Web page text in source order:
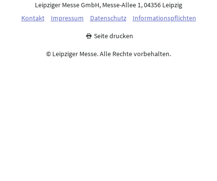
Leipziger Messe GmbH, Messe-Allee 1, 04356 Leipzig
Kontakt
Impressum Datenschutz Informationspflichten
Seite drucken
© Leipziger Messe. Alle Rechte vorbehalten.